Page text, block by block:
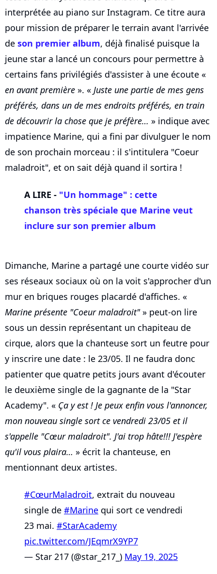
interprétée au piano sur Instagram. Ce titre aura
pour mission de préparer le terrain avant l'arrivée
de son premier album, déjà finalisé puisque la
jeune star a lancé un concours pour permettre à
certains fans privilégiés d'assister à une écoute «
en avant première ». « Juste une partie de mes gens
préférés, dans un de mes endroits préférés, en train
de découvrir la chose que je préfère… » indique avec
impatience Marine, qui a fini par divulguer le nom
de son prochain morceau : il s'intitulera "Coeur
maladroit", et on sait déjà quand il sortira !
A LIRE - "Un hommage" : cette
chanson très spéciale que Marine veut
inclure sur son premier album
Dimanche, Marine a partagé une courte vidéo sur
ses réseaux sociaux où on la voit s'approcher d'un
mur en briques rouges placardé d'affiches. «
Marine présente "Coeur maladroit"» peut-on lire
sous un dessin représentant un chapiteau de
cirque, alors que la chanteuse sort un feutre pour
y inscrire une date : le 23/05. Il ne faudra donc
patienter que quatre petits jours avant d'écouter
le deuxième single de la gagnante de la "Star
Academy". « Ça y est ! Je peux enfin vous l'annoncer,
mon nouveau single sort ce vendredi 23/05 et il
s'appelle "Cœur maladroit". J'ai trop hâte!!! J'espère
qu'il vous plaira… » écrit la chanteuse, en
mentionnant deux artistes.
#CœurMaladroit, extrait du nouveau
single de #Marine qui sort ce vendredi
23 mai. #StarAcademy
pic.twitter.com/JEqmrX9YP7
— Star 217 (@star_217_) May 19, 2025